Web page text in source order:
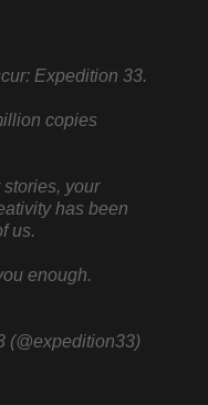
Expedition 33.
copies
your
has been
us.
enough.
(@expedition33)